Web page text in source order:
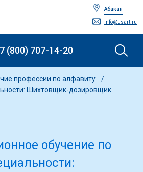
Абакан
info@usart.ru
(800) 707-14-20
профессии по алфавиту
Шихтовщик-дозировщик
обучение по